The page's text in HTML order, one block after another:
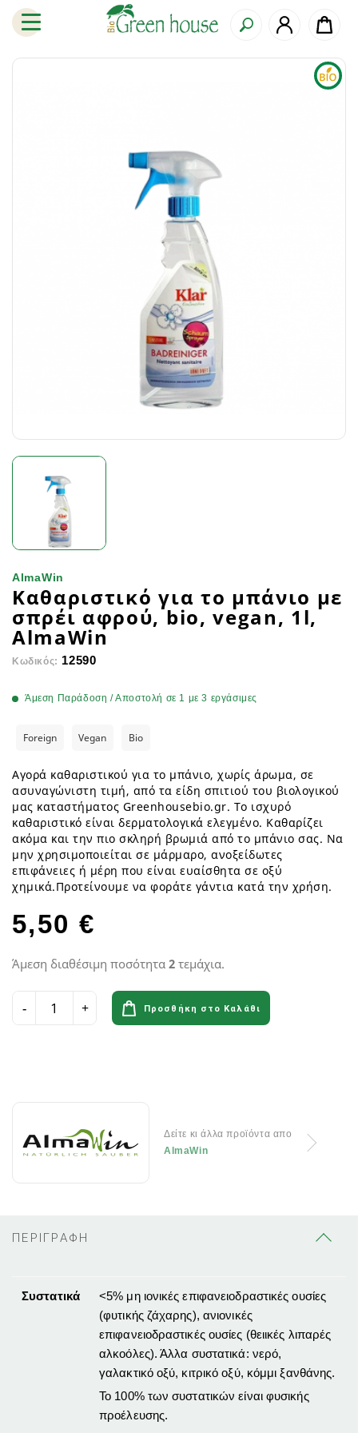
AlmaWin
Καθαριστικό για το μπάνιο με
σπρέι αφρού, bio, vegan, 1l,
AlmaWin
Κωδικός: 12590
Άμεση Παράδοση / Αποστολή σε 1 με 3 εργάσιμες
Foreign Vegan Bio
Αγορά καθαριστικού για το μπάνιο, χωρίς άρωμα, σε
ασυναγώνιστη τιμή, από τα είδη σπιτιού του βιολογικού
μας καταστήματος Greenhousebio.gr. Το ισχυρό
καθαριστικό είναι δερματολογικά ελεγμένο. Καθαρίζει
ακόμα και την πιο σκληρή βρωμιά από το μπάνιο σας. Να
μην χρησιμοποιείται σε μάρμαρο, ανοξείδωτες
επιφάνειες ή μέρη που είναι ευαίσθητα σε οξύ
χημικά.Προτείνουμε να φοράτε γάντια κατά την χρήση.
5,50 €
Άμεση διαθέσιμη ποσότητα 2 τεμάχια.
Προσθήκη στο Καλάθι
Δείτε κι άλλα προϊόντα απο
AlmaWin
ΠΕΡΙΓΡΑΦΗ
Συστατικά
<5% μη ιονικές επιφανειοδραστικές ουσίες
(φυτικής ζάχαρης), ανιονικές
επιφανειοδραστικές ουσίες (θειικές λιπαρές
αλκοόλες). Άλλα συστατικά: νερό,
γαλακτικό οξύ, κιτρικό οξύ, κόμμι ξανθάνης.
Το 100% των συστατικών είναι φυσικής
προέλευσης.